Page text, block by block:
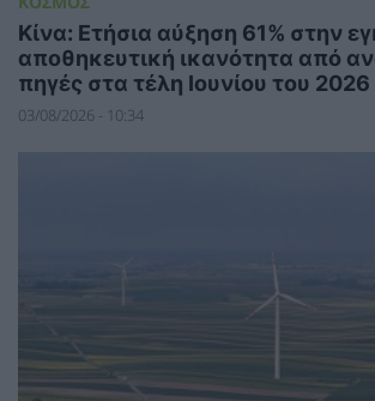
Κίνα: Ετήσια αύξηση 61% στην
αποθηκευτική ικανότητα από
πηγές στα τέλη Ιουνίου του 2026
03/08/2026 - 10:34